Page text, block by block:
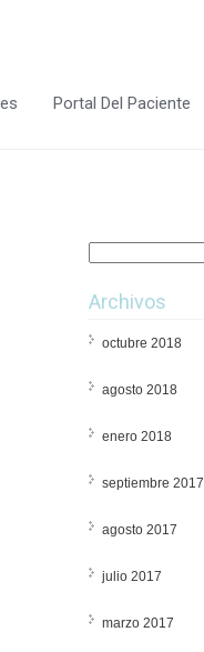
Portal Del Paciente
Archivos
octubre 2018
agosto 2018
enero 2018
septiembre 2017
agosto 2017
julio 2017
marzo 2017